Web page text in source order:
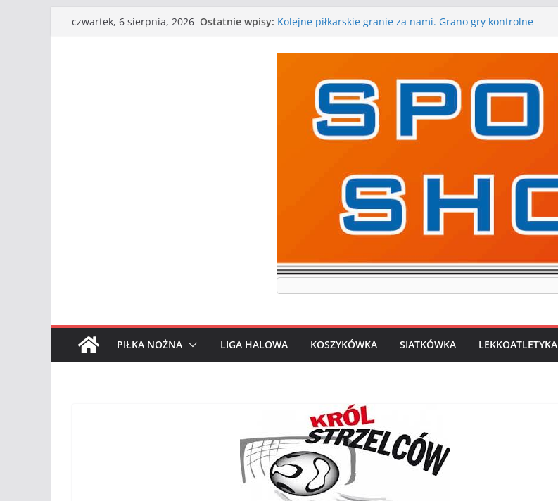
Przejdź
czwartek, 6 sierpnia, 2026 Ostatnie wpisy: Kolejne piłkarskie granie za nami. Grano gry kontrolne
I mamy kolejne gry kontrolne, piłkarskie granie przed nami
Mecz o wygraną w I Edycji Lidze Szóstek Piłki Nożnej
PIŁKA NOŻNA LIGA HALOWA KOSZYKÓWKA SIATKÓWKA LEKKOATLETYKA